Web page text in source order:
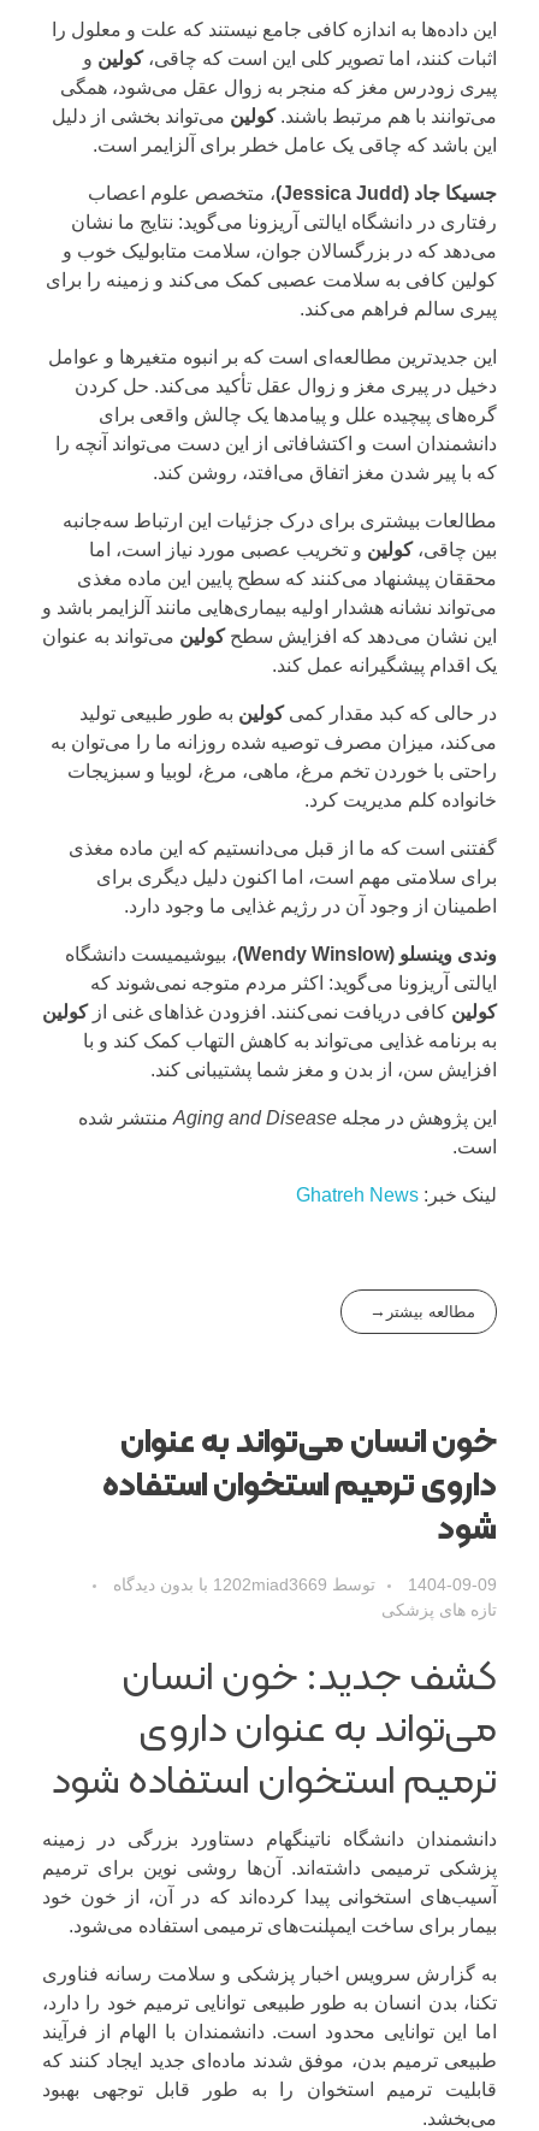
این داده‌ها به اندازه کافی جامع نیستند که علت و معلول را
اثبات کنند، اما تصویر کلی این است که چاقی،کولین و
پیری زودرس مغز که منجر به زوال عقل می‌شود، همگی
می‌توانند با هم مرتبط باشند.کولین می‌تواند بخشی از دلیل
این باشد که چاقی یک عامل خطر برای آلزایمر است.
جسیکا جاد (Jessica Judd)
، متخصص علوم اعصاب
رفتاری در دانشگاه ایالتی آریزونا می‌گوید: نتایج ما نشان
می‌دهد که در بزرگسالان جوان، سلامت متابولیک خوب و
کولین کافی به سلامت عصبی کمک می‌کند و زمینه را برای
پیری سالم فراهم می‌کند.
این جدیدترین مطالعه‌ای است که بر انبوه متغیرها و عوامل
دخیل در پیری مغز و زوال عقل تأکید می‌کند. حل کردن
گره‌های پیچیده علل و پیامدها یک چالش واقعی برای
دانشمندان است و اکتشافاتی از این دست می‌تواند آنچه را
که با پیر شدن مغز اتفاق می‌افتد، روشن کند.
مطالعات بیشتری برای درک جزئیات این ارتباط سه‌جانبه
بین چاقی،کولین و تخریب عصبی مورد نیاز است، اما
محققان پیشنهاد می‌کنند که سطح پایین این ماده مغذی
می‌تواند نشانه هشدار اولیه بیماری‌هایی مانند آلزایمر باشد و
این نشان می‌دهد که افزایش سطحکولین می‌تواند به عنوان
یک اقدام پیشگیرانه عمل کند.
در حالی که کبد مقدار کمیکولین به طور طبیعی تولید
می‌کند، میزان مصرف توصیه شده روزانه ما را می‌توان به
راحتی با خوردن تخم مرغ، ماهی، مرغ، لوبیا و سبزیجات
خانواده کلم مدیریت کرد.
گفتنی است که ما از قبل می‌دانستیم که این ماده مغذی
برای سلامتی مهم است، اما اکنون دلیل دیگری برای
اطمینان از وجود آن در رژیم غذایی ما وجود دارد.
وندی وینسلو (Wendy Winslow)
، بیوشیمیست دانشگاه
ایالتی آریزونا می‌گوید: اکثر مردم متوجه نمی‌شوند که
کولین کافی دریافت نمی‌کنند. افزودن غذاهای غنی ازکولین
به برنامه غذایی می‌تواند به کاهش التهاب کمک کند و با
افزایش سن، از بدن و مغز شما پشتیبانی کند.
این پژوهش در مجله Aging and Disease منتشر شده
است.
لینک خبر: Ghatreh News
مطالعه بیشتر
خون انسان می‌تواند به عنوان
داروی ترمیم استخوان استفاده
شود
1404-09-09 توسط 1202miad3669 با بدون دیدگاه
تازه های پزشکی
کشف جدید: خون انسان
می‌تواند به عنوان داروی
ترمیم استخوان استفاده شود
دانشمندان دانشگاه ناتینگهام دستاورد بزرگی در زمینه
پزشکی ترمیمی داشته‌اند. آن‌ها روشی نوین برای ترمیم
آسیب‌های استخوانی پیدا کرده‌اند که در آن، از خون خود
بیمار برای ساخت ایمپلنت‌های ترمیمی استفاده می‌شود.
به گزارش سرویس اخبار پزشکی و سلامت رسانه فناوری
تکنا، بدن انسان به طور طبیعی توانایی ترمیم خود را دارد،
اما این توانایی محدود است. دانشمندان با الهام از فرآیند
طبیعی ترمیم بدن، موفق شدند ماده‌ای جدید ایجاد کنند که
قابلیت ترمیم استخوان را به طور قابل توجهی بهبود
می‌بخشد.